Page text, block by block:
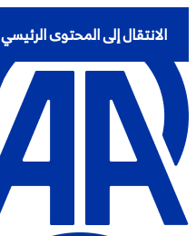
الانتقال إلى المحتوى الرئيسي